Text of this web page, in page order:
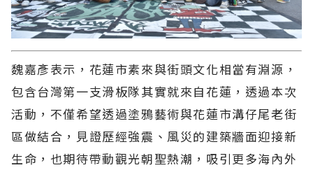
魏嘉彥表示，花蓮市素來與街頭文化相當有淵源，
包含台灣第一支滑板隊其實就來自花蓮，透過本次
活動，不僅希望透過塗鴉藝術與花蓮市溝仔尾老街
區做結合，見證歷經強震、風災的建築牆面迎接新
生命，也期待帶動觀光朝聖熱潮，吸引更多海內外